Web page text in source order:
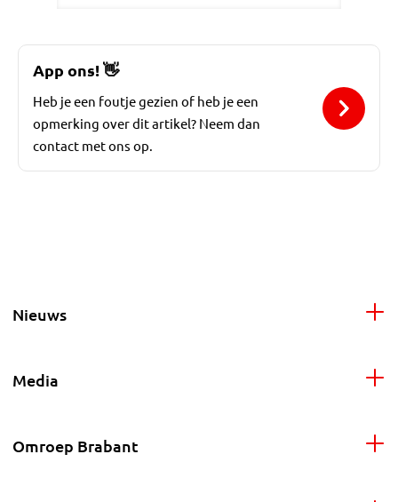
App ons!👋
Heb je een foutje gezien of heb je een
opmerking over dit artikel? Neem dan
contact met ons op.
Nieuws
Media
Omroep Brabant